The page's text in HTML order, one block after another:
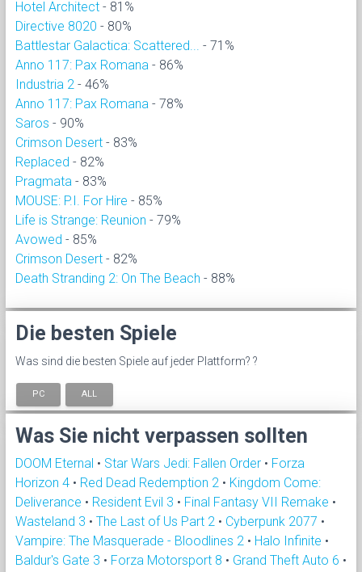
Hotel Architect - 81%
Directive 8020 - 80%
Battlestar Galactica: Scattered...
- 71%
Anno 117: Pax Romana - 86%
Industria 2 - 46%
Anno 117: Pax Romana - 78%
Saros - 90%
Crimson Desert - 83%
Replaced - 82%
Pragmata - 83%
MOUSE: P.I. For Hire - 85%
Life is Strange: Reunion - 79%
Avowed - 85%
Crimson Desert - 82%
Death Stranding 2: On The Beach - 88%
Die besten Spiele
Was sind die besten Spiele auf jeder Plattform? ?
PC ALL
Was Sie nicht verpassen sollten
DOOM Eternal • Star Wars Jedi: Fallen Order • Forza
Horizon 4 • Red Dead Redemption 2 • Kingdom Come:
Deliverance • Resident Evil 3 • Final Fantasy VII Remake •
Wasteland 3 • The Last of Us Part 2 • Cyberpunk 2077 •
Vampire: The Masquerade - Bloodlines 2 • Halo Infinite •
Baldur's Gate 3 • Forza Motorsport 8 • Grand Theft Auto 6 •